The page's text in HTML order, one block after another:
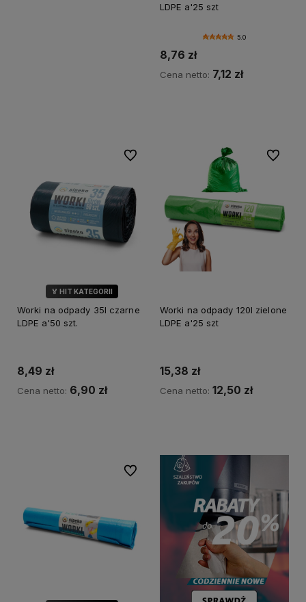
LDPE a'25 szt
5.0
8,76 zł
Cena netto: 7,12 zł
🏅 HIT KATEGORII
Worki na odpady 35l czarne
LDPE a'50 szt.
8,49 zł
Cena netto: 6,90 zł
Do ulubionych
Worki na odpady 120l zielone
LDPE a'25 szt
15,38 zł
Cena netto: 12,50 zł
Do
Do ulubionych